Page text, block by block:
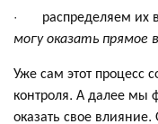
· распределяем их в
могу оказать прямое
Уже сам этот процесс
контроля. А далее мы
оказать свое